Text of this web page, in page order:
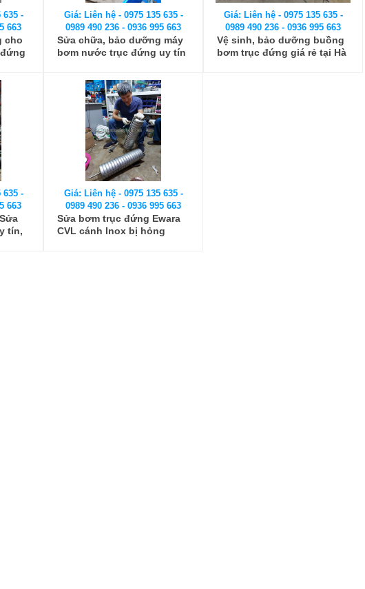
635 -
663
cho
Giá: Liên hệ - 0975 135 635 -
0989 490 236 - 0936 995 663
Sửa chữa, bảo dưỡng máy
bơm nước trục đứng uy tín
Giá: Liên hệ - 0975 135 635 -
0989 490 236 - 0936 995 663
Vệ sinh, bảo dưỡng buồng
bơm trục đứng giá rẻ tại Hà
635 -
663
tín,
Giá: Liên hệ - 0975 135 635 -
0989 490 236 - 0936 995 663
Sửa bơm trục đứng Ewara
CVL cánh Inox bị hỏng